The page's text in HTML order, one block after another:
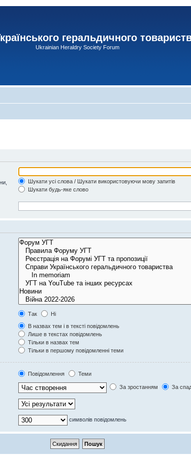
геральдичного
Ukrainian Heraldry Society Forum
Шукати усі слова / Шукати використовуючи мову запитів
Шукати будь-яке слово
Так
Ні
В назвах тем і в тексті повідомлень
Лише в текстах повідомлень
Тільки в назвах тем
Тільки в першому повідомленні теми
Повідомлення
Теми
За зростанням За
символів повідомлень